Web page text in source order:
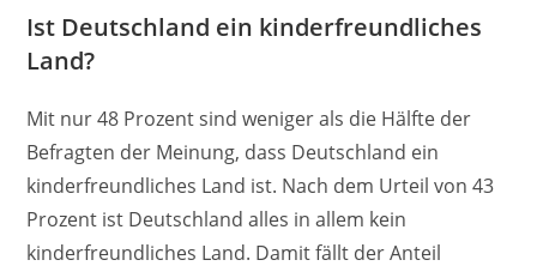
Ist Deutschland ein kinderfreundliches
Land?
Mit nur 48 Prozent sind weniger als die Hälfte der
Befragten der Meinung, dass Deutschland ein
kinderfreundliches Land ist. Nach dem Urteil von 43
Prozent ist Deutschland alles in allem kein
kinderfreundliches Land. Damit fällt der Anteil